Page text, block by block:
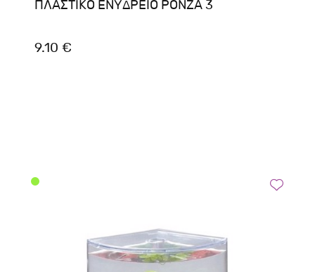
ΠΛΑΣΤΙΚΟ ΕΝΥΔΡΕΙΟ ΡΟΝΖΑ 3
9.10 €